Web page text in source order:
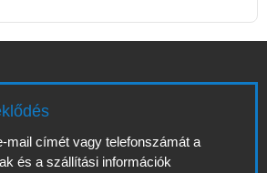
mail címét vagy telefonszámát a
és a szállítási információk